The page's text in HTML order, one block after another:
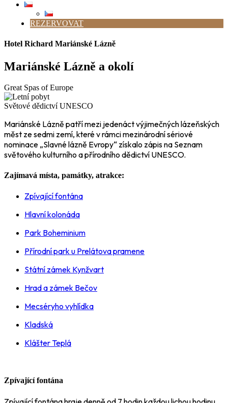
REZERVOVAT
Hotel Richard Mariánské Lázně
Mariánské Lázně a okolí
Great Spas of Europe
Světové dědictví UNESCO
Mariánské Lázně patří mezi jedenáct výjimečných lázeňských
měst ze sedmi zemí, které v rámci mezinárodní sériové
nominace „Slavné lázně Evropy“ získalo zápis na Seznam
světového kulturního a přírodního dědictví UNESCO.
Zajímavá místa, památky, atrakce:
Zpívající fontána
Hlavní kolonáda
Park Boheminium
Přírodní park u Prelátova pramene
Státní zámek Kynžvart
Hrad a zámek Bečov
Mecséryho vyhlídka
Kladská
Klášter Teplá
Zpívající fontána